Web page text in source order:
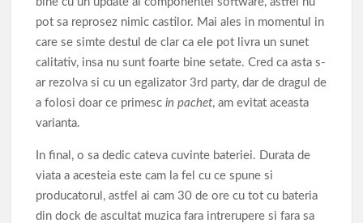
pot sa reprosez nimic castilor. Mai ales in momentul in
care se simte destul de clar ca ele pot livra un sunet
calitativ, insa nu sunt foarte bine setate. Cred ca asta s-
ar rezolva si cu un egalizator 3rd party, dar de dragul de
a folosi doar ce primescin pachet, am evitat aceasta
varianta.
In final, o sa dedic cateva cuvinte bateriei. Durata de
viata a acesteia este cam la fel cu ce spune si
producatorul, astfel ai cam 30 de ore cu tot cu bateria
din dock de ascultat muzica fara intrerupere si fara sa